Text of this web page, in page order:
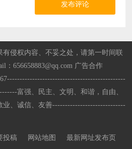
发布评论
侵权内容、不妥之处，请第一时间联
656658883@qq.com 广告合作
富强、民主、文明、和谐，自由、
业、诚信、友善-----------------------------
投稿 网站地图 最新网址发布页